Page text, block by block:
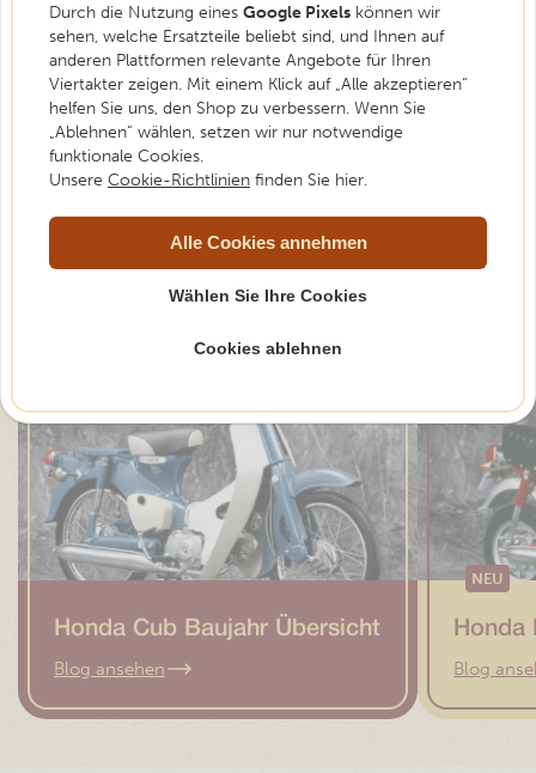
Tipps, Tricks und die neuesten
Nachrichten
Erweitern Sie Ihr Wissen mit unserem Blog
Der 4stroke-parts blog bietet nützliche Wartungstipps,
Erklärungen zu Produkten und technische Anleitungsvideos
für Liebhaber von 4-Takt-Motoren. Egal, ob Sie gerade erst
anfangen oder schon viel Erfahrung haben, hier finden Sie
Honda Cub Baujahr Übersicht
Blog ansehen
NEU
Honda
Blog
Durch die Nutzung eines Google Pixels können wir
sehen, welche Ersatzteile beliebt sind, und Ihnen auf
anderen Plattformen relevante Angebote für Ihren
Viertakter zeigen. Mit einem Klick auf „Alle akzeptieren“
helfen Sie uns, den Shop zu verbessern. Wenn Sie
„Ablehnen“ wählen, setzen wir nur notwendige
funktionale Cookies.
Unsere Cookie-Richtlinien finden Sie hier.
Alle Cookies annehmen
Wählen Sie Ihre Cookies
Cookies ablehnen